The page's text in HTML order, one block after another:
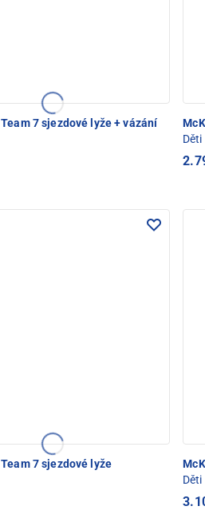
Team 7 sjezdové lyže + vázání
Děti
Team 7 sjezdové lyže
Děti